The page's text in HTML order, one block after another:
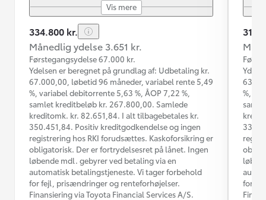
Vis mere
334.800 kr.
Månedlig ydelse 3.651 kr.
Førstegangsydelse 67.000 kr.
Ydelsen er beregnet på grundlag af: Udbetaling kr.
67.000,00, løbetid 96 måneder, variabel rente 5,49
%, variabel debitorrente 5,63 %, ÅOP 7,22 %,
samlet kreditbeløb kr. 267.800,00. Samlede
kreditomk. kr. 82.651,84. I alt tilbagebetales kr.
350.451,84. Positiv kreditgodkendelse og ingen
registrering hos RKI forudsættes. Kaskoforsikring er
obligatorisk. Der er fortrydelsesret på lånet. Ingen
løbende mdl. gebyrer ved betaling via en
automatisk betalingstjeneste. Vi tager forbehold
for fejl, prisændringer og renteforhøjelser.
Finansiering via Toyota Financial Services A/S.
%,
for